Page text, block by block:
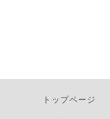
トップページ